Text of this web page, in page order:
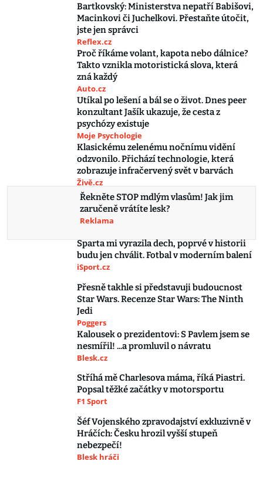
Bartkovský: Ministerstva nepatří Babišovi,
Macinkovi či Juchelkovi. Přestaňte útočit,
jste jen správci
Reflex.cz
Proč říkáme volant, kapota nebo dálnice?
Takto vznikla motoristická slova, která
zná každý
Auto.cz
Utíkal po lešení a bál se o život. Dnes peer
konzultant Jašík ukazuje, že cesta z
psychózy existuje
Moje Psychologie
Klasickému zelenému nočnímu vidění
odzvonilo. Přichází technologie, která
zobrazuje infračervený svět v barvách
Živě.cz
Řekněte STOP mdlým vlasům! Jak jim
zaručeně vrátíte lesk?
Reklama
Sparta mi vyrazila dech, poprvé v historii
budu jen chválit. Fotbal v moderním balení
iSport.cz
Přesně takhle si představuji budoucnost
Star Wars. Recenze Star Wars: The Ninth
Jedi
Poggers
Kalousek o prezidentovi: S Pavlem jsem se
nesmířil! ...a promluvil o návratu
Blesk.cz
Stříhá mě Charlesova máma, říká Piastri.
Popsal těžké začátky v motorsportu
F1 Sport
Šéf Vojenského zpravodajství exkluzivně v
Hráčích: Česku hrozil vyšší stupeň
nebezpečí!
Blesk hráči